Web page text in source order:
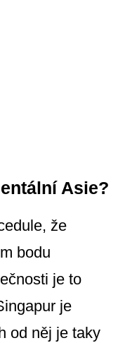
Asie?
že
bodu
je to
je
od něj je taky